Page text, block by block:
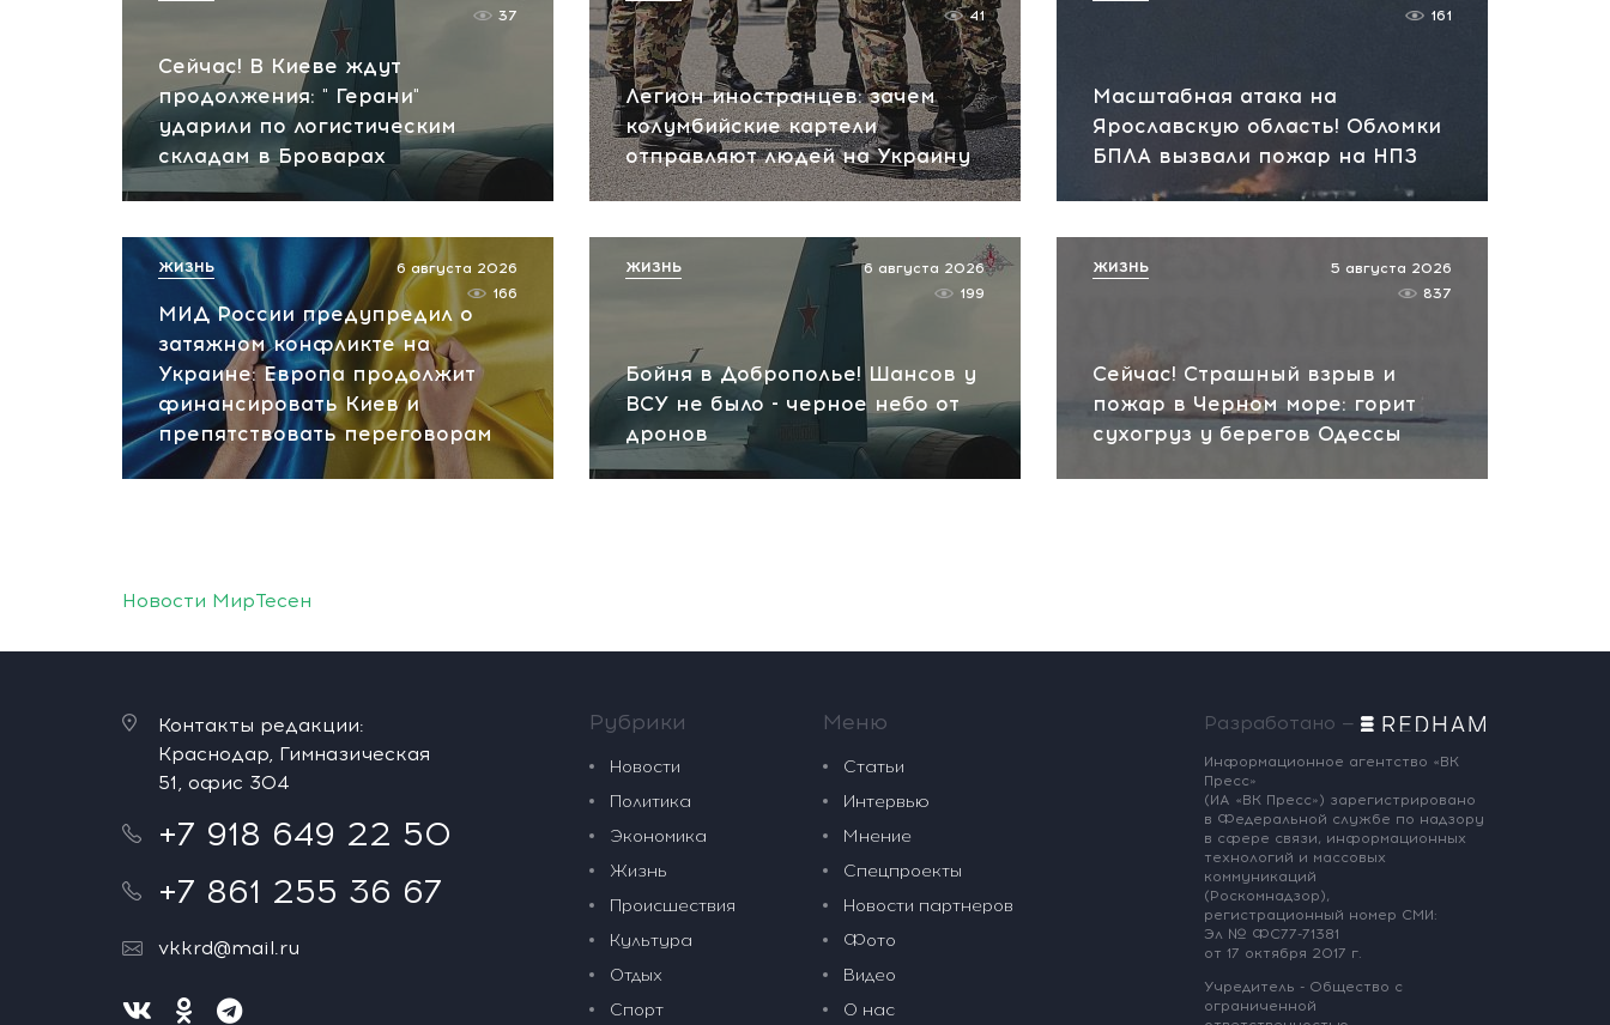
Сейчас! В Киеве ждут
продолжения: " Герани"
ударили по логистическим
складам в Броварах
37
Легион иностранцев: зачем
колумбийские картели
отправляют людей на Украину
41
Масштабная атака на
Ярославскую область! Обломки
БПЛА вызвали пожар на НПЗ
161
МИД России предупредил о
затяжном конфликте на
Украине: Европа продолжит
финансировать Киев и
препятствовать переговорам
6 августа 2026
166
ЖИЗНЬ
Бойня в Доброполье! Шансов у
ВСУ не было - черное небо от
дронов
6 августа 2026
199
ЖИЗНЬ
Сейчас! Страшный взрыв и
пожар в Черном море: горит
сухогруз у берегов Одессы
5 августа 2026
837
ЖИЗНЬ
Новости МирТесен
Контакты редакции:
Краснодар, Гимназическая
51, офис 304
+7 918 649 22 50
+7 861 255 36 67
vkkrd@mail.ru
Рубрики
Новости
Политика
Экономика
Жизнь
Происшествия
Культура
Отдых
Спорт
Меню
Статьи
Интервью
Мнение
Спецпроекты
Новости партнеров
Фото
Видео
О нас
Разработано —
Информационное агентство «ВК
Пресс»
(ИА «ВК Пресс») зарегистрировано
в Федеральной службе по надзору
в сфере связи, информационных
технологий и массовых
коммуникаций
(Роскомнадзор),
регистрационный номер СМИ:
Эл № ФС77-71381
от 17 октября 2017 г.
Учредитель - Общество с
ограниченной